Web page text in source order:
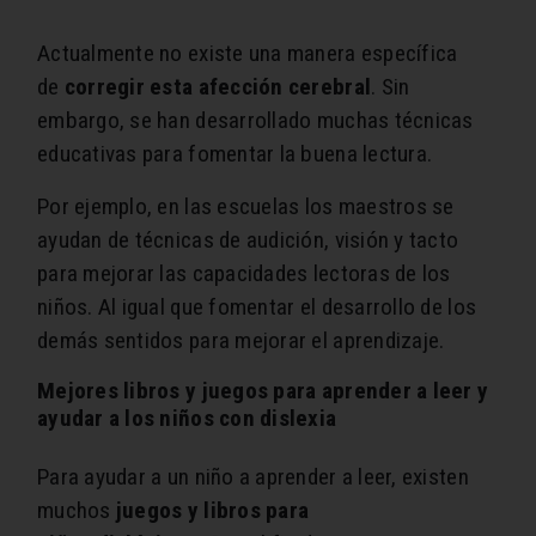
Actualmente no existe una manera específica
de corregir esta afección cerebral. Sin
embargo, se han desarrollado muchas técnicas
educativas para fomentar la buena lectura.
Por ejemplo, en las escuelas los maestros se
ayudan de técnicas de audición, visión y tacto
para mejorar las capacidades lectoras de los
niños. Al igual que fomentar el desarrollo de los
demás sentidos para mejorar el aprendizaje.
Mejores libros y juegos para aprender a leer y
ayudar a los niños con dislexia
Para ayudar a un niño a aprender a leer, existen
muchos juegos y libros para